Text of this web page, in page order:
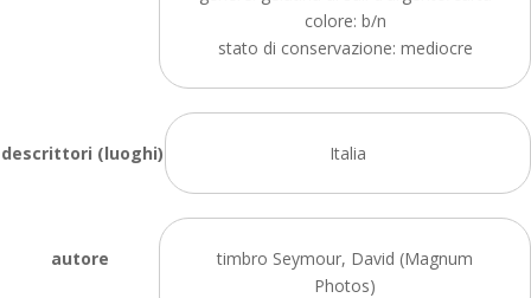
colore: b/n
stato di conservazione: mediocre
descrittori (luoghi) Italia
autore
timbro Seymour, David (Magnum
Photos)